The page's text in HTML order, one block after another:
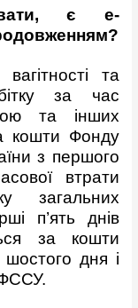
є е-
та
за час
та інших
кошти Фонду
з першого
втрати
загальних
п’ять днів
за кошти
дня і